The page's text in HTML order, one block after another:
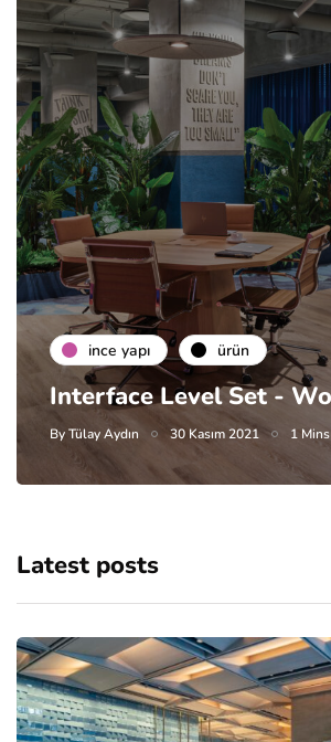
i̇nce yapı ürün
Interface Level Set -
ByTülay Aydın 30 Kasım 2021 1
Latest posts